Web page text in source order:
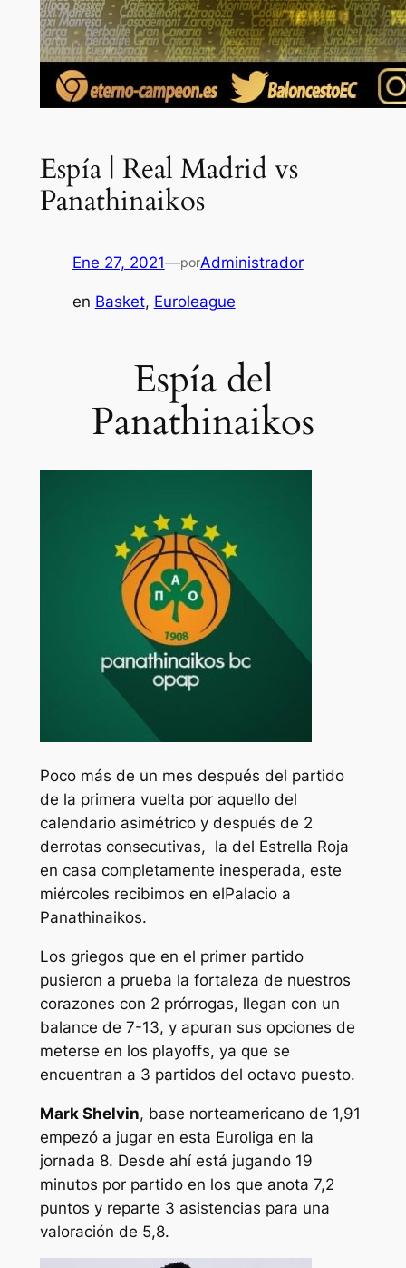
Espía | Real Madrid vs
Panathinaikos
Ene 27, 2021—porAdministrador
en Basket, Euroleague
Espía del
Panathinaikos
Poco más de un mes después del partido
de la primera vuelta por aquello del
calendario asimétrico y después de 2
derrotas consecutivas, la del Estrella Roja
en casa completamente inesperada, este
miércoles recibimos en elPalacio a
Panathinaikos.
Los griegos que en el primer partido
pusieron a prueba la fortaleza de nuestros
corazones con 2 prórrogas, llegan con un
balance de 7-13, y apuran sus opciones de
meterse en los playoffs, ya que se
encuentran a 3 partidos del octavo puesto.
Mark Shelvin, base norteamericano de 1,91
empezó a jugar en esta Euroliga en la
jornada 8. Desde ahí está jugando 19
minutos por partido en los que anota 7,2
puntos y reparte 3 asistencias para una
valoración de 5,8.